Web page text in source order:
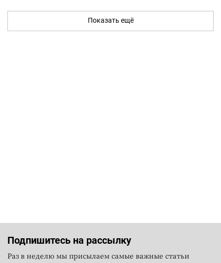
Показать ещё
Подпишитесь на рассылку
Раз в неделю мы присылаем самые важные статьи